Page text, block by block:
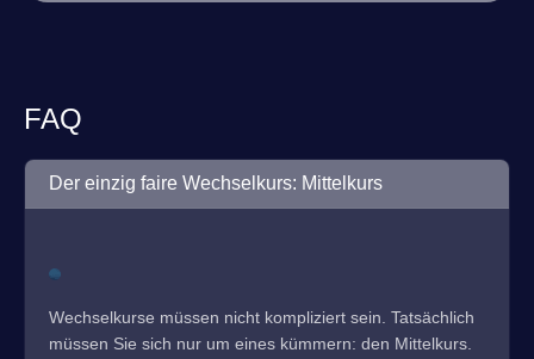
FAQ
Der einzig faire Wechselkurs: Mittelkurs
Wechselkurse müssen nicht kompliziert sein. Tatsächlich
müssen Sie sich nur um eines kümmern: den Mittelkurs.